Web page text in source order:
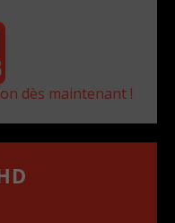
dès maintenant !